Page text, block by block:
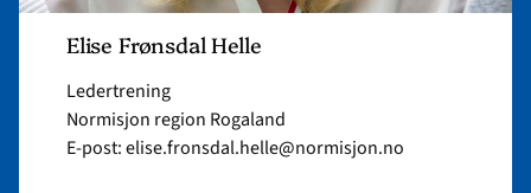
Elise Frønsdal Helle
Ledertrening
Normisjon region Rogaland
E-post: elise.fronsdal.helle@normisjon.no